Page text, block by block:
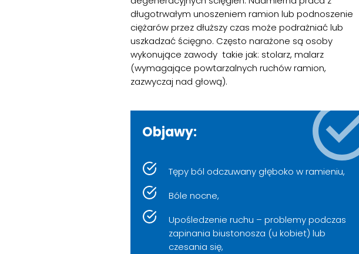
długotrwałym unoszeniem ramion lub podnoszenie
ciężarów przez dłuższy czas może podrażniać lub
uszkadzać ścięgno. Często narażone są osoby
wykonujące zawody takie jak: stolarz, malarz
(wymagające powtarzalnych ruchów ramion,
zazwyczaj nad głową).
Objawy:
Tępy ból odczuwany głęboko w ramieniu,
Bóle nocne,
Upośledzenie ruchu – problemy podczas
zapinania biustonosza (u kobiet) lub
czesania się,